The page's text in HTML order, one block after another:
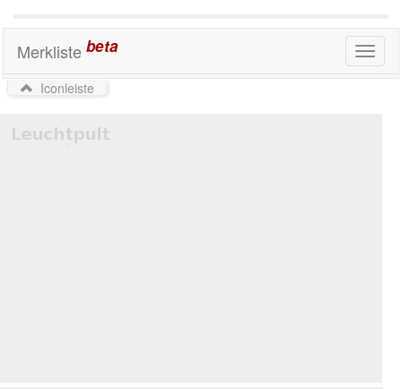
Toggle
Merkliste beta
Iconleiste